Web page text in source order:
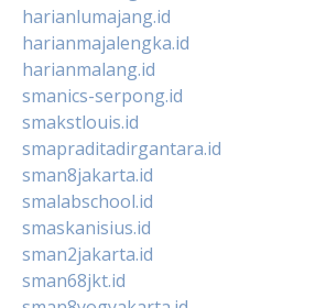
harianlumajang.id
harianmajalengka.id
harianmalang.id
smanics-serpong.id
smakstlouis.id
smapraditadirgantara.id
sman8jakarta.id
smalabschool.id
smaskanisius.id
sman2jakarta.id
sman68jkt.id